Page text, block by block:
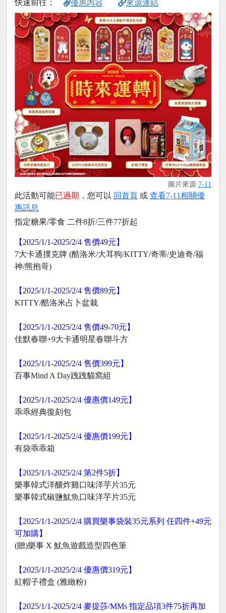
快速前往： 優惠內容 來源連結
圖片來源 7-11
此活動可能已過期 ，您可以 回首頁 或 查看7-11相關優
惠訊息
指定糖果/零食 二件8折/三件77折起
【2025/1/1-2025/2/4 售價49元】
7大卡通撲克牌 (酷洛米/大耳狗/KITTY/奇蒂/史迪奇/福
神/熊抱哥)
【2025/1/1-2025/2/4 售價89元】
KITTY/酷洛米占卜盆栽
【2025/1/1-2025/2/4 售價49-70元】
佳默春聯+9大卡通明星春聯斗方
【2025/1/1-2025/2/4 售價399元】
百事Mind A Day跩跩貓窩組
【2025/1/1-2025/2/4 優惠價149元】
乖乖經典復刻包
【2025/1/1-2025/2/4 優惠價199元】
有袋乖乖箱
【2025/1/1-2025/2/4 第2件5折】
樂事韓式洋釀炸雞口味洋芋片35元
樂事韓式椒鹽魷魚口味洋芋片35元
【2025/1/1-2025/2/4 購買樂事袋裝35元系列 任四件+49元
可加購】
(贈)樂事 X 魷魚遊戲造型四色筆
【2025/1/1-2025/2/4 優惠價319元】
紅帽子禮盒 (雅緻粉)
【2025/1/1-2025/2/4 麥提莎/MMs 指定品項3件75折再加